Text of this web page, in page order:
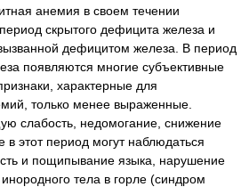
анемия в своем течении
скрытого дефицита железа и
дефицитом железа. В период
появляются многие субъективные
характерные для
только менее выраженные.
слабость, недомогание, снижение
в этот период могут наблюдаться
и пощипывание языка, нарушение
тела в горле (синдром